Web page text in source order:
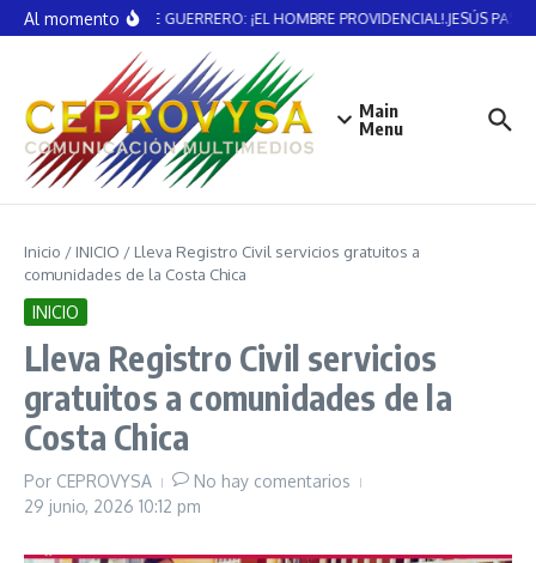
Saltar al contenido
Al momentoVICENTE GUERRERO: ¡EL HOMBRE PROVIDENCIAL!.JESÚS
Main
Menu
Inicio / INICIO / Lleva Registro Civil servicios gratuitos a
comunidades de la Costa Chica
INICIO
Lleva Registro Civil servicios
gratuitos a comunidades de la
Costa Chica
Por CEPROVYSA
No hay comentarios
29 junio, 2026 10:12 pm